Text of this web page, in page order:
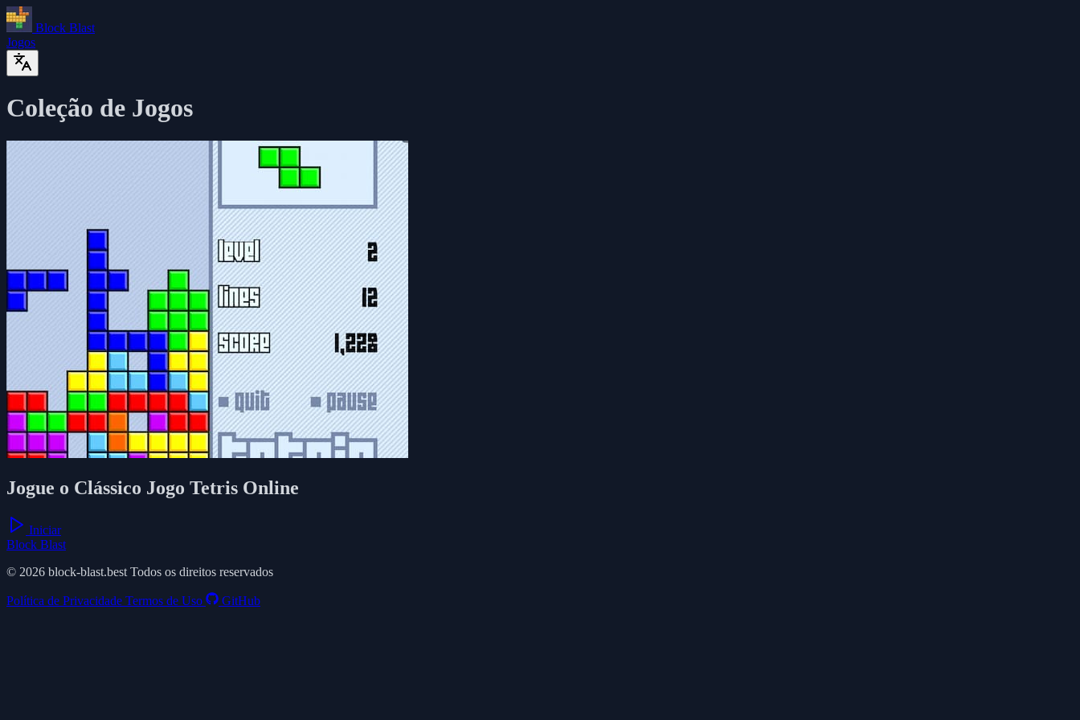
Block Blast
Jogos
Coleção de Jogos
Jogue o Clássico Jogo Tetris Online
Iniciar
Block Blast
© 2026 block-blast.best Todos os direitos reservados
Política de Privacidade Termos de Uso GitHub